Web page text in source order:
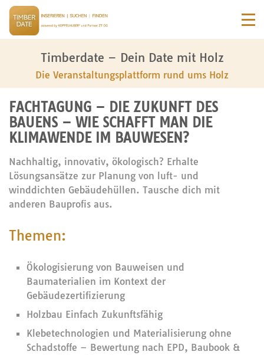
Timberdate – Dein Date mit Holz
Die Veranstaltungsplattform rund ums Holz
FACHTAGUNG – DIE ZUKUNFT DES
BAUENS – WIE SCHAFFT MAN DIE
KLIMAWENDE IM BAUWESEN?
Nachhaltig, innovativ, ökologisch? Erhalte
Lösungsansätze zur Planung von luft- und
winddichten Gebäudehüllen. Tausche dich mit
anderen Bauprofis aus.
Themen:
Ökologisierung von Bauweisen und
Baumaterialien im Kontext der
Gebäudezertifizierung
Holzbau Einfach Zukunftsfähig
Klebetechnologien und Materialisierung ohne
Schadstoffe – Bewertung nach EPD, Baubook &